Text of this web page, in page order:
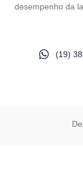
desempenho da
(19)